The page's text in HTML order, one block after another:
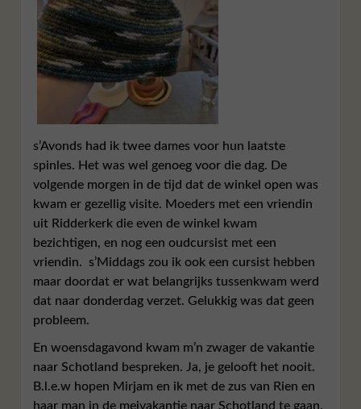
s’Avonds had ik twee dames voor hun laatste
spinles. Het was wel genoeg voor die dag. De
volgende morgen in de tijd dat de winkel open was
kwam er gezellig visite. Moeders met een vriendin
uit Ridderkerk die even de winkel kwam
bezichtigen, en nog een oudcursist met een
vriendin. s’Middags zou ik ook een cursist hebben
maar doordat er wat belangrijks tussenkwam werd
dat naar donderdag verzet. Gelukkig was dat geen
probleem.
En woensdagavond kwam m’n zwager de vakantie
naar Schotland bespreken. Ja, je gelooft het nooit.
B.l.e.w hopen Mirjam en ik met de zus van Rien en
haar man in de meivakantie naar Schotland te gaan.